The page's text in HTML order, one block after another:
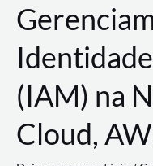
(IAM) na
Cloud,